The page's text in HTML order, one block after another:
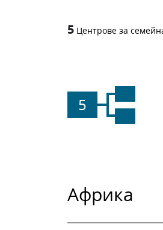
5 Центрове за
5
Африка